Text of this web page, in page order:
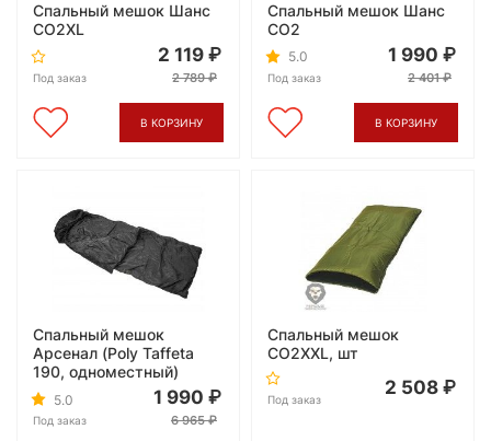
Спальный мешок Шанс
CO2XL
Под заказ
2 119
2 789
В КОРЗИНУ
Спальный мешок Шанс
CO2
5.0
Под заказ
1 990
2 401
В КОРЗИНУ
Спальный мешок
Арсенал (Poly Taffeta
190, одноместный)
5.0
Под заказ
1 990
6 965
Спальный мешок
CO2XXL, шт
Под заказ
2 508